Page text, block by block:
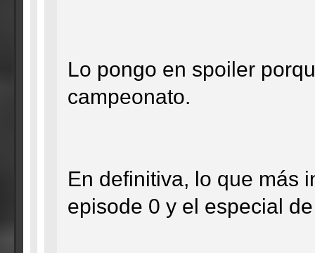
Lo pongo en spoiler
campeonato.
En definitiva, lo que más
episode 0 y el especial